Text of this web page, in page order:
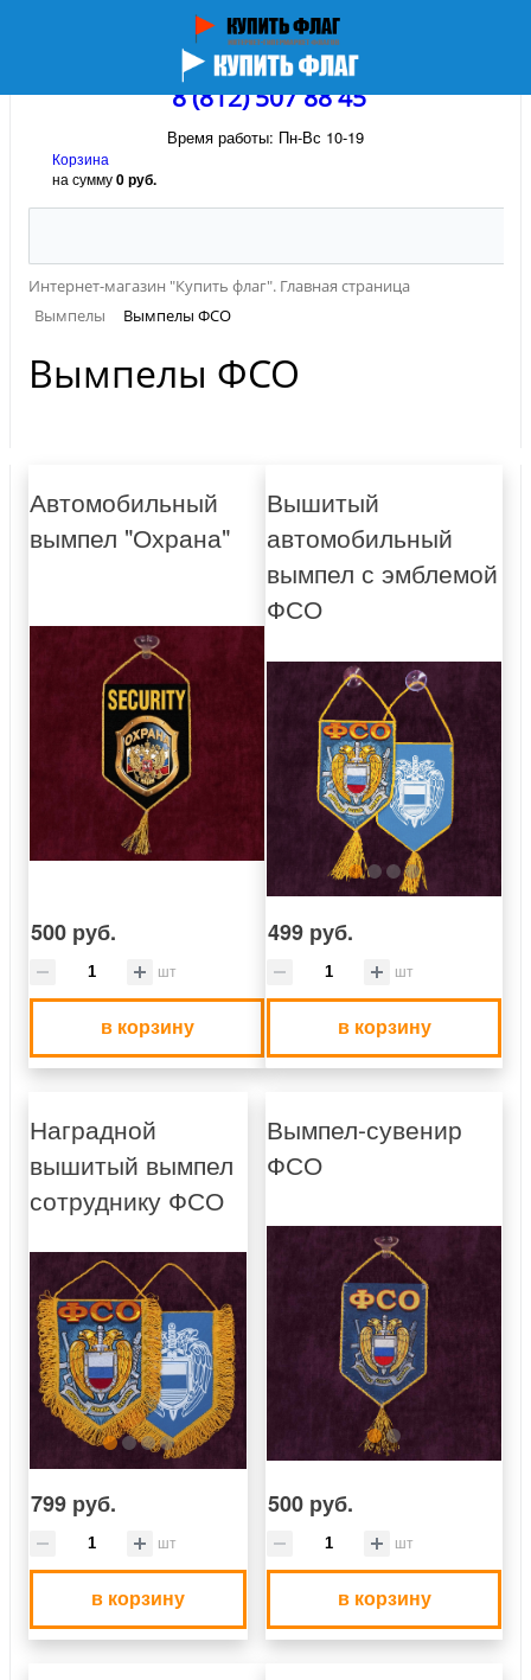
8 (812) 507 88 45
Время работы: Пн-Вс 10-19
Корзина
на сумму0 руб.
Интернет-магазин "Купить флаг". Главная страница
Вымпелы
Вымпелы ФСО
Вымпелы ФСО
Автомобильный
вымпел "Охрана"
500 руб.
шт
в корзину
Вышитый
автомобильный
вымпел с эмблемой
ФСО
499 руб.
шт
в корзину
Наградной
вышитый вымпел
сотруднику ФСО
799 руб.
шт
в корзину
Вымпел-сувенир
ФСО
500 руб.
шт
в корзину